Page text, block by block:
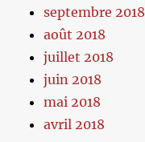
septembre 2018
août 2018
juillet 2018
juin 2018
mai 2018
avril 2018